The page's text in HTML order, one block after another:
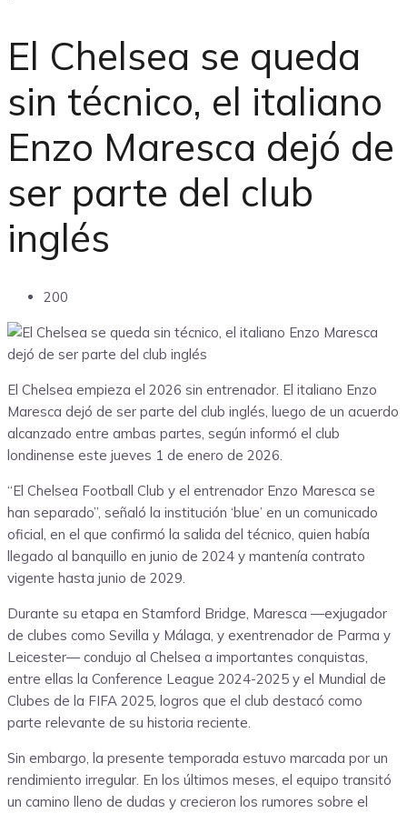
El Chelsea se queda
sin técnico, el italiano
Enzo Maresca dejó de
ser parte del club
inglés
200
El Chelsea empieza el 2026 sin entrenador. El italiano Enzo
Maresca dejó de ser parte del club inglés, luego de un acuerdo
alcanzado entre ambas partes, según informó el club
londinense este jueves 1 de enero de 2026.
“El Chelsea Football Club y el entrenador Enzo Maresca se
han separado”, señaló la institución ‘blue’ en un comunicado
oficial, en el que confirmó la salida del técnico, quien había
llegado al banquillo en junio de 2024 y mantenía contrato
vigente hasta junio de 2029.
Durante su etapa en Stamford Bridge, Maresca —exjugador
de clubes como Sevilla y Málaga, y exentrenador de Parma y
Leicester— condujo al Chelsea a importantes conquistas,
entre ellas la Conference League 2024-2025 y el Mundial de
Clubes de la FIFA 2025, logros que el club destacó como
parte relevante de su historia reciente.
Sin embargo, la presente temporada estuvo marcada por un
rendimiento irregular. En los últimos meses, el equipo transitó
un camino lleno de dudas y crecieron los rumores sobre el